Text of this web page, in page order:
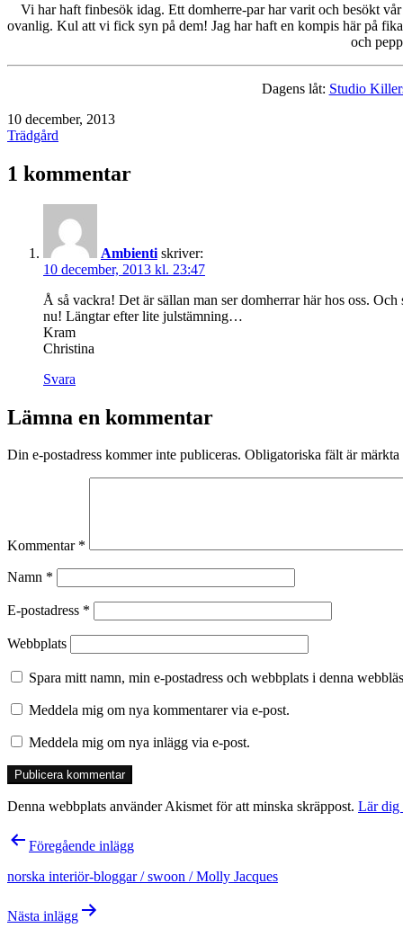
Vi har haft finbesök idag. Ett domherre-par har varit och besökt
ovanlig. Kul att vi fick syn på dem! Jag har haft en kompis här på
och
Dagens låt: Studio
Publicerat
den
10 december, 2013
Kategoriserat
Trädgård
1 kommentar
Ambienti skriver:
10 december, 2013 kl. 23:47
Å så vackra! Det är sällan man ser domherrar här hos oss.
nu! Längtar efter lite julstämning…
Kram
Christina
Svara
Lämna en kommentar
Din e-postadress kommer inte publiceras. Obligatoriska fält är märkta
Kommentar *
Namn *
E-postadress *
Webbplats
Spara mitt namn, min e-postadress och webbplats i denna
Meddela mig om nya kommentarer via e-post.
Meddela mig om nya inlägg via e-post.
Denna webbplats använder Akismet för att minska skräppost. Lär dig
Inläggsnavigering
Föregående inlägg
norska interiör-bloggar / swoon / Molly Jacques
Nästa inlägg